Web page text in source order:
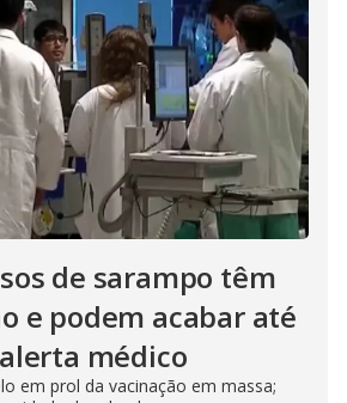
de sarampo têm
e podem acabar até
médico
em prol da vacinação em massa;